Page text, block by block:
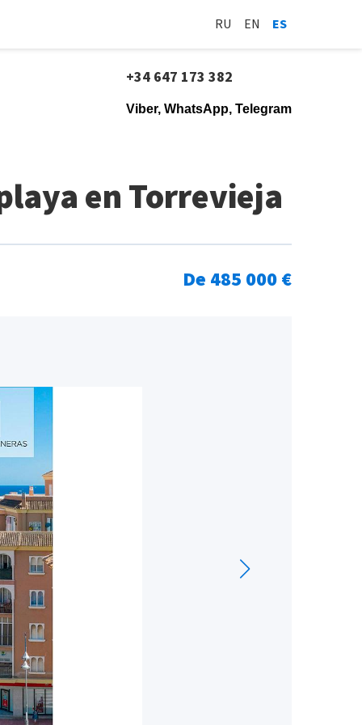
RU EN ES
+34 647 173 382
Viber, WhatsApp, Telegram
en Torrevieja
De 485 000 €